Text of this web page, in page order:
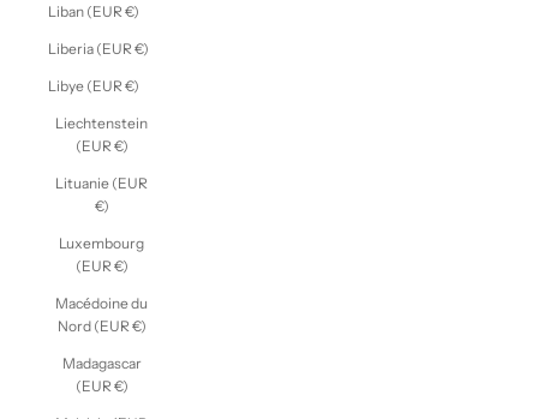
Liban (EUR €)
Liberia (EUR €)
Libye (EUR €)
Liechtenstein
(EUR €)
Lituanie (EUR
€)
Luxembourg
(EUR €)
Macédoine du
Nord (EUR €)
Madagascar
(EUR €)